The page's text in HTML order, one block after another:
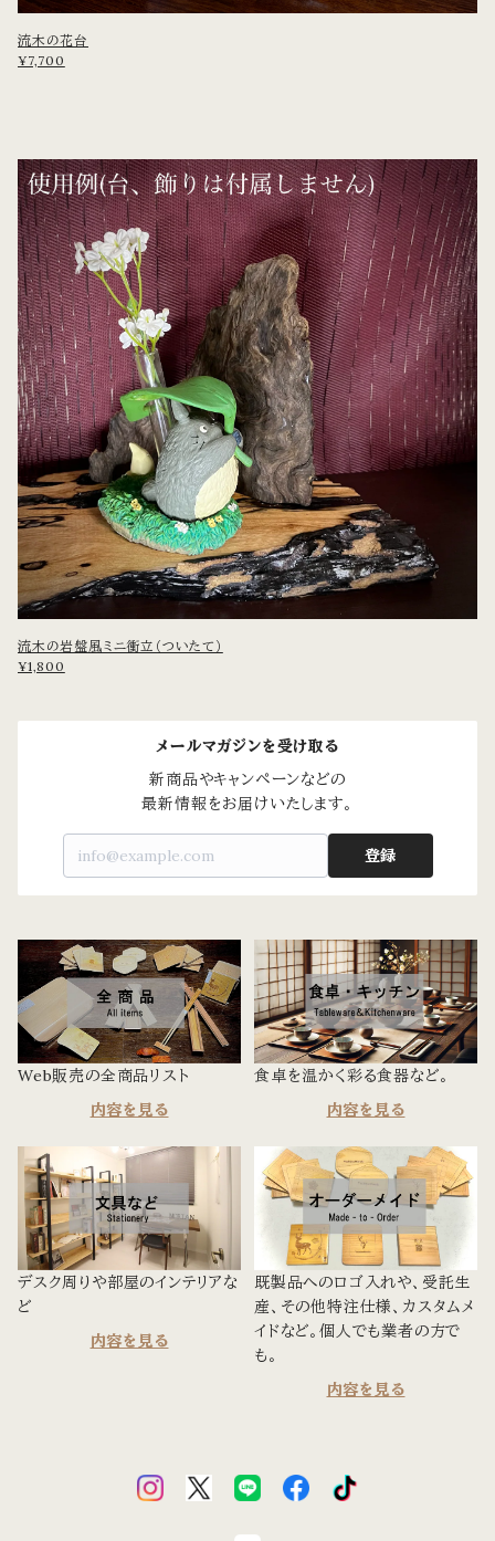
流木の花台
¥7,700
流木の岩盤風ミニ衝立（ついたて）
¥1,800
メールマガジンを受け取る
新商品やキャンペーンなどの
最新情報をお届けいたします。
登録
Web販売の全商品リスト
内容を見る
食卓を温かく彩る食器など。
内容を見る
デスク周りや部屋のインテリアな
ど
内容を見る
既製品へのロゴ入れや、受託生
産、その他特注仕様、カスタムメ
イドなど。個人でも業者の方で
も。
内容を見る